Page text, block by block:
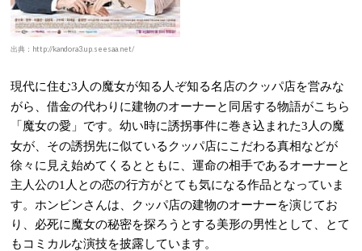
出典：http://kandora3.up.seesaa.net/
現代に住む3 人の魔女が知る人ぞ知る名店のクッパ店を営みな
がら、借金の代わりに建物のオーナーと同居する物語がこちら
「魔女の愛」です。幼い時に誘拐事件に巻き込まれた3 人の魔
女が、その誘拐先に似ているクッパ店にこだわる真相などが
徐々に見え始めてくるとともに、運命の相手であるオーナーと
主人公の1 人との恋の行方がとても気になる作品となっていま
す。ホンビンさんは、クッパ店の建物のオーナーを演じてお
り、必死に魔女の秘密を探ろうとする美形の男性として、とて
もコミカルな演技を披露しています。